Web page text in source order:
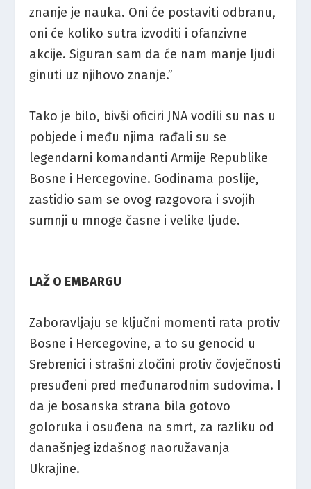
znanje je nauka. Oni će postaviti odbranu,
oni će koliko sutra izvoditi i ofanzivne
akcije. Siguran sam da će nam manje ljudi
ginuti uz njihovo znanje.”
Tako je bilo, bivši oficiri JNA vodili su nas u
pobjede i među njima rađali su se
legendarni komandanti Armije Republike
Bosne i Hercegovine. Godinama poslije,
zastidio sam se ovog razgovora i svojih
sumnji u mnoge časne i velike ljude.
LAŽ O EMBARGU
Zaboravljaju se ključni momenti rata protiv
Bosne i Hercegovine, a to su genocid u
Srebrenici i strašni zločini protiv čovječnosti
presuđeni pred međunarodnim sudovima. I
da je bosanska strana bila gotovo
goloruka i osuđena na smrt, za razliku od
današnjeg izdašnog naoružavanja
Ukrajine.